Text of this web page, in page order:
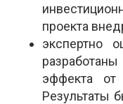
проекта
экспертно
эффекта
Результаты